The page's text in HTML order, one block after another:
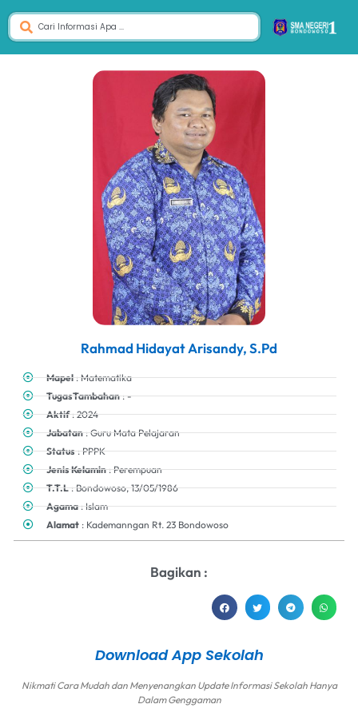
Rahmad Hidayat Arisandy, S.Pd
Mapel: Matematika
TugasTambahan: -
Aktif: 2024
Jabatan: Guru Mata Pelajaran
Status: PPPK
Jenis Kelamin: Perempuan
T.T.L: Bondowoso, 13/05/1986
Agama: Islam
Alamat : Kademanngan Rt. 23 Bondowoso
Bagikan :
Download App Sekolah
Nikmati Cara Mudah dan Menyenangkan Update Informasi Sekolah Hanya
Dalam Genggaman